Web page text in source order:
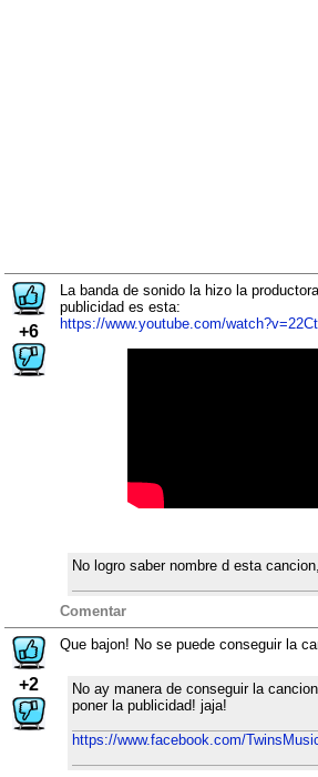
+6
La banda de sonido la hizo la
publicidad es esta:
https://www.youtube.com/
No logro saber nombre d esta
Comentar
+2
Que bajon! No se puede conseguir la
No ay manera de conseguir la
poner la publicidad! jaja!
https://www.facebook.com/